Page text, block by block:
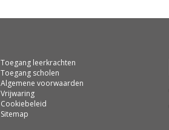
Toegang leerkrachten
Toegang scholen
Algemene voorwaarden
Vrijwaring
Cookiebeleid
Sitemap